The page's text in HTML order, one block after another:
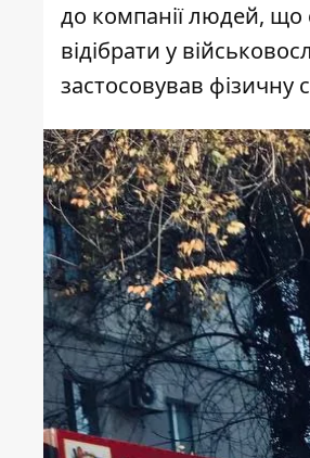
до компанії людей, що
відібрати у
застосовував фізичну